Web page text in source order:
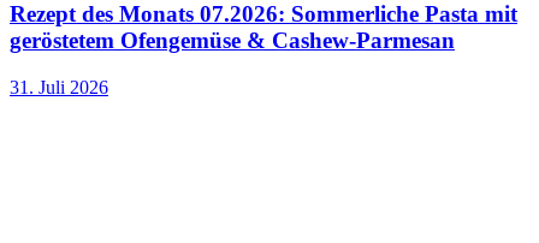
Rezept des Monats 07.2026: Sommerliche Pasta mit
geröstetem Ofengemüse & Cashew-Parmesan
31. Juli 2026